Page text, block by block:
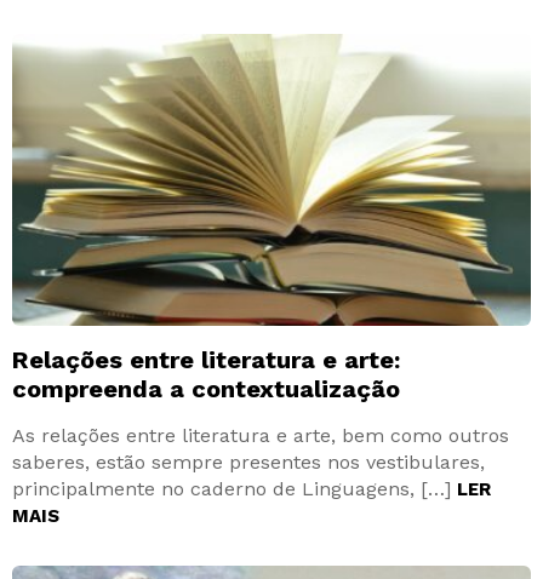
Relações entre literatura e arte:
compreenda a contextualização
As relações entre literatura e arte, bem como outros
saberes, estão sempre presentes nos vestibulares,
principalmente no caderno de Linguagens, […] LER
MAIS